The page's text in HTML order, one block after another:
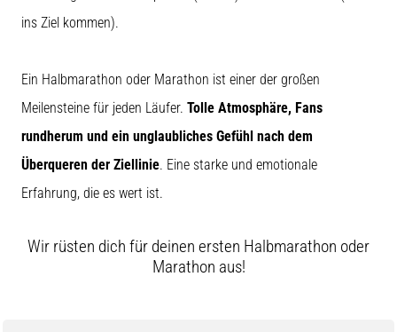
ins Ziel kommen).
Ein Halbmarathon oder Marathon ist einer der großen
Meilensteine für jeden Läufer. Tolle Atmosphäre, Fans
rundherum und ein unglaubliches Gefühl nach dem
Überqueren der Ziellinie. Eine starke und emotionale
Erfahrung, die es wert ist.
Wir rüsten dich für deinen ersten Halbmarathon oder
Marathon aus!